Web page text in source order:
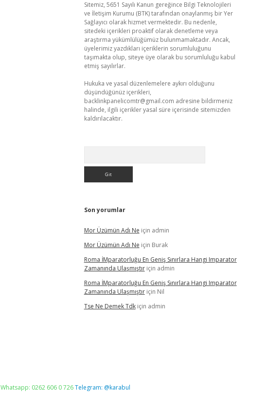
Sitemiz, 5651 Sayılı Kanun gereğince Bilgi Teknolojileri
ve İletişim Kurumu (BTK) tarafından onaylanmış bir Yer
Sağlayıcı olarak hizmet vermektedir. Bu nedenle,
sitedeki içerikleri proaktif olarak denetleme veya
araştırma yükümlülüğümüz bulunmamaktadır. Ancak,
üyelerimiz yazdıkları içeriklerin sorumluluğunu
taşımakta olup, siteye üye olarak bu sorumluluğu kabul
etmiş sayılırlar.
Hukuka ve yasal düzenlemelere aykırı olduğunu
düşündüğünüz içerikleri,
backlinkpanelicomtr@gmail.com adresine bildirmeniz
halinde, ilgili içerikler yasal süre içerisinde sitemizden
kaldırılacaktır.
Son yorumlar
Mor Üzümün Adı Ne için admin
Mor Üzümün Adı Ne için Burak
Roma İMparatorluğu En Geniş Sınırlara Hangi Imparator
Zamanında Ulaşmıştıriçin admin
Roma İMparatorluğu En Geniş Sınırlara Hangi Imparator
Zamanında Ulaşmıştıriçin Nil
Tse Ne Demek Tdkiçin admin
Whatsapp: 0262 606 0 726Telegram: @karabul